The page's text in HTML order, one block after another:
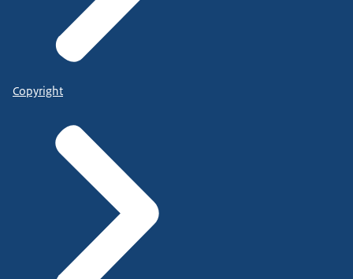
Copyright